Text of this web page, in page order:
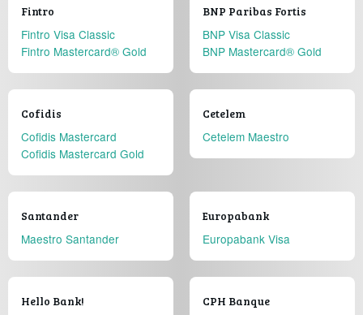
Fintro
Fintro Visa Classic
Fintro Mastercard® Gold
BNP Paribas Fortis
BNP Visa Classic
BNP Mastercard® Gold
Cofidis
Cofidis Mastercard
Cofidis Mastercard Gold
Cetelem
Cetelem Maestro
Santander
Maestro Santander
Europabank
Europabank Visa
Hello Bank! CPH Banque